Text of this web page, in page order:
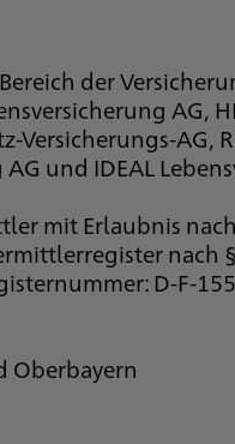
der
AG,
Versicherungs-
und IDEAL
mit Erlaubnis
nach
D-F-
Ober­bay­ern